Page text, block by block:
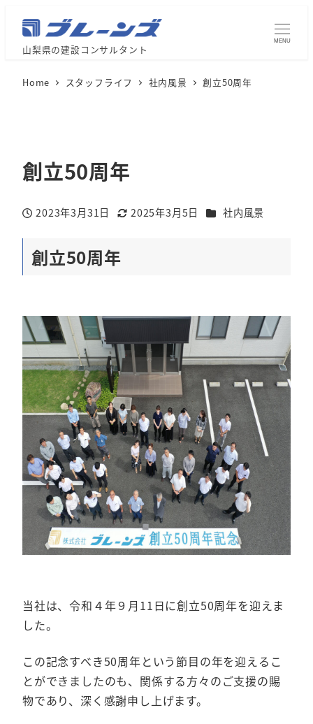
山梨県の建設コンサルタント
MENU
Home スタッフライフ 社内風景 創立50周年
創立50周年
投稿日
2023年3月31日
更新日
2025年3月5日 カテゴリー
社内風景
創立50周年
当社は、令和４年９月11日に創立50周年を迎えま
した。
この記念すべき50周年という節目の年を迎えるこ
とができましたのも、関係する方々のご支援の賜
物であり、深く感謝申し上げます。